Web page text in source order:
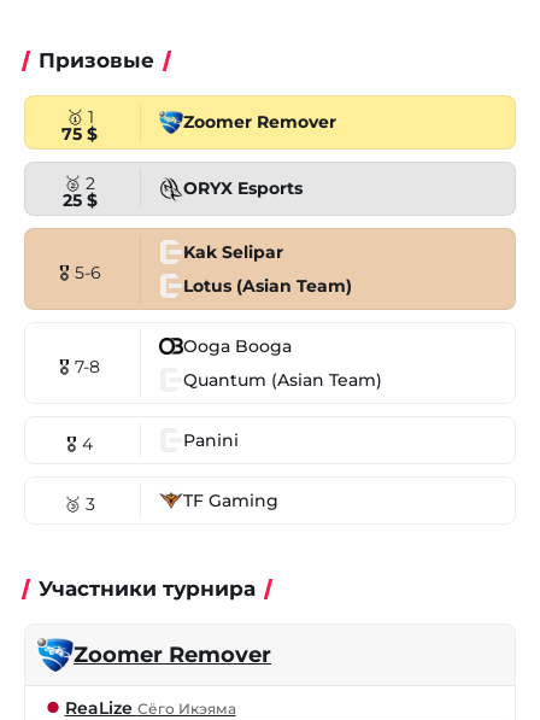
Призовые
🥇 1
75 $
Zoomer Remover
🥈 2
25 $
ORYX Esports
🎖 5-6
Kak Selipar
Lotus (Asian Team)
🎖 7-8
Ooga Booga
Quantum (Asian Team)
🎖 4 Panini
🥉 3 TF Gaming
Участники турнира
Zoomer Remover
ReaLize Сёго Икэяма